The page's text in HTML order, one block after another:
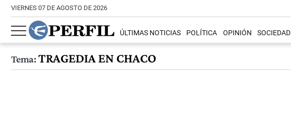
VIERNES 07 DE AGOSTO DE 2026
ÚLTIMAS NOTICIAS POLÍTICA OPINIÓN SOCIEDAD
Tema:TRAGEDIA EN CHACO